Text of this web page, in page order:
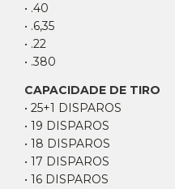
• .40
• .6,35
• .22
• .380
CAPACIDADE DE TIRO
• 25+1 DISPAROS
• 19 DISPAROS
• 18 DISPAROS
• 17 DISPAROS
• 16 DISPAROS